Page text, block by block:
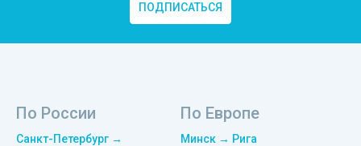
ПОДПИСАТЬСЯ
По России
Санкт-Петербург →
По Европе
Минск → Рига